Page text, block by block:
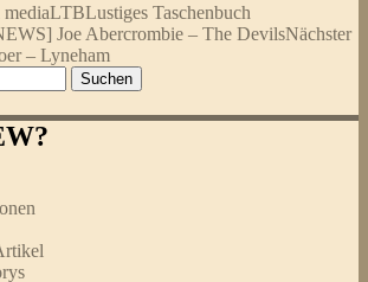
mediaLTBLustiges Taschenbuch
Joe Abercrombie – The DevilsNächster
– Lyneham